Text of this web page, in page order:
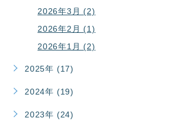
2026年3月 (2)
2026年2月 (1)
2026年1月 (2)
2025年 (17)
2024年 (19)
2023年 (24)